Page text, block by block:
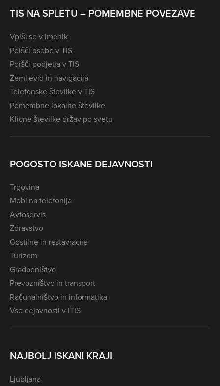
TIS NA SPLETU – POMEMBNE POVEZAVE
Vpiši se v imenik
Poišči osebe v TIS
Poišči podjetja v TIS
Zemljevid in navigacija
Telefonske številke v TIS
Pomembne lokalne številke
Klicne številke držav po svetu
POGOSTO ISKANE DEJAVNOSTI
Trgovina
Mobilna telefonija
Avtoservis
Zdravstvo
Gostilne in restavracije
Turizem
Gradbeništvo
Prevozništvo in transport
Računalništvo in informatika
Vse dejavnosti v iTIS
NAJBOLJ ISKANI KRAJI
Ljubljana